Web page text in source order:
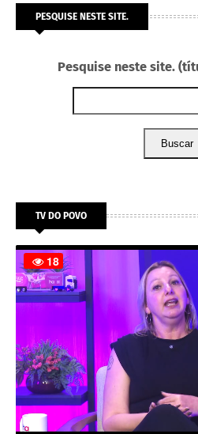
PESQUISE NESTE SITE.
Pesquise neste site.
Buscar
TV DO POVO